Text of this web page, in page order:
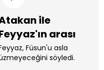
ile
arası
bağlandı!
Füsun'u asla
söyledi.